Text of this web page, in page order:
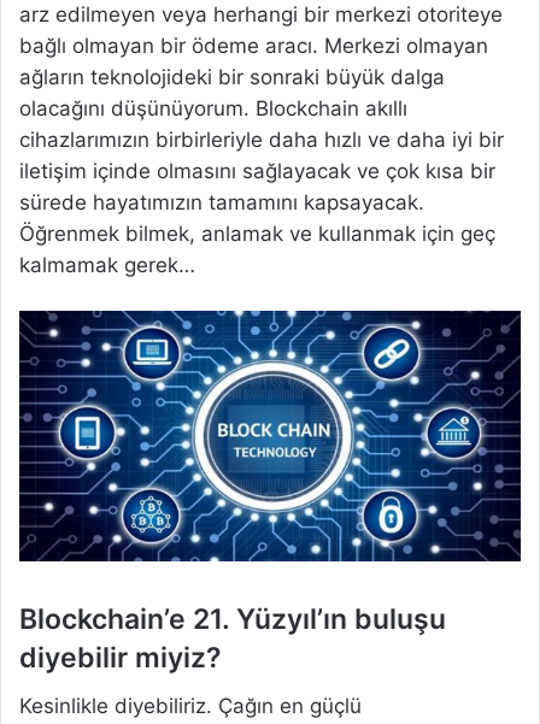
arz edilmeyen veya herhangi bir merkezi otoriteye
bağlı olmayan bir ödeme aracı. Merkezi olmayan
ağların teknolojideki bir sonraki büyük dalga
olacağını düşünüyorum. Blockchain akıllı
cihazlarımızın birbirleriyle daha hızlı ve daha iyi bir
iletişim içinde olmasını sağlayacak ve çok kısa bir
sürede hayatımızın tamamını kapsayacak.
Öğrenmek bilmek, anlamak ve kullanmak için geç
kalmamak gerek…
Blockchain’e 21. Yüzyıl’ın buluşu
diyebilir miyiz?
Kesinlikle diyebiliriz. Çağın en güçlü